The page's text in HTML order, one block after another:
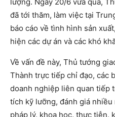
đã tới thăm, làm việc tại
báo cáo về tình hình sản
hiện các dự án và các khó
Về vấn đề này, Thủ tướng
Thành trực tiếp chỉ đạo, các
doanh nghiệp liên quan tiếp
tích kỹ lưỡng, đánh giá
pháp lý, khoa học, thực tiễn,